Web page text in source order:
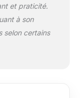
et praticité.
à son
selon certains